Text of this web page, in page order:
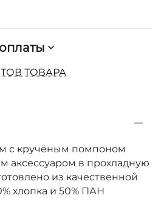
ТОВАРА
с кручёным помпоном
аксессуаром в прохладную
из качественной
хлопка и 50% ПАН